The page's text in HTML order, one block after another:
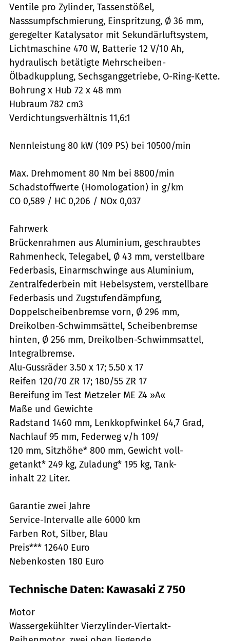
Ventile pro Zylinder, Tassenstößel,
Nasssumpfschmierung, Einspritzung, Ø 36 mm,
geregelter Katalysator mit Sekundärluftsystem,
Lichtmaschine 470 W, Batterie 12 V/10 Ah,
hydraulisch betätigte Mehrscheiben-
Ölbadkupplung, Sechsganggetriebe, O-Ring-Kette.
Bohrung x Hub 72 x 48 mm
Hubraum 782 cm3
Verdichtungsverhältnis 11,6:1
Nennleistung 80 kW (109 PS) bei 10500/min
Max. Drehmoment 80 Nm bei 8800/min
Schadstoffwerte (Homologation) in g/km
CO 0,589 / HC 0,206 / NOx 0,037
Fahrwerk
Brückenrahmen aus Aluminium, geschraubtes
Rahmenheck, Telegabel, Ø 43 mm, verstellbare
Federbasis, Einarmschwinge aus Aluminium,
Zentralfederbein mit Hebelsystem, verstellbare
Federbasis und Zugstufendämpfung,
Doppelscheibenbremse vorn, Ø 296 mm,
Dreikolben-Schwimmsättel, Scheibenbremse
hinten, Ø 256 mm, Dreikolben-Schwimmsattel,
Integralbremse.
Alu-Gussräder 3.50 x 17; 5.50 x 17
Reifen 120/70 ZR 17; 180/55 ZR 17
Bereifung im Test Metzeler ME Z4 »A«
Maße und Gewichte
Radstand 1460 mm, Lenkkopfwinkel 64,7 Grad,
Nachlauf 95 mm, Federweg v/h 109/
120 mm, Sitzhöhe* 800 mm, Gewicht voll-
getankt* 249 kg, Zuladung* 195 kg, Tank-
inhalt 22 Liter.
Garantie zwei Jahre
Service-Intervalle alle 6000 km
Farben Rot, Silber, Blau
Preis*** 12640 Euro
Nebenkosten 180 Euro
Technische Daten: Kawasaki Z 750
Motor
Wassergekühlter Vierzylinder-Viertakt-